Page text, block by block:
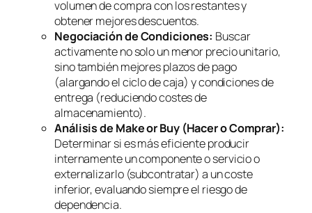
volumen de compra con los restantes y
obtener mejores descuentos.
Negociación de Condiciones: Buscar
activamente no solo un menor precio unitario,
sino también mejores plazos de pago
(alargando el ciclo de caja) y condiciones de
entrega (reduciendo costes de
almacenamiento).
Análisis de Make or Buy(Hacer o Comprar):
Determinar si es más eficiente producir
internamente un componente o servicio o
externalizarlo (subcontratar) a un coste
inferior, evaluando siempre el riesgo de
dependencia.